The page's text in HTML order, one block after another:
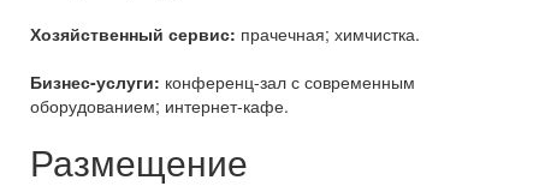
Хозяйственный сервис: прачечная; химчистка.
Бизнес-услуги: конференц-зал с современным
оборудованием; интернет-кафе.
Размещение